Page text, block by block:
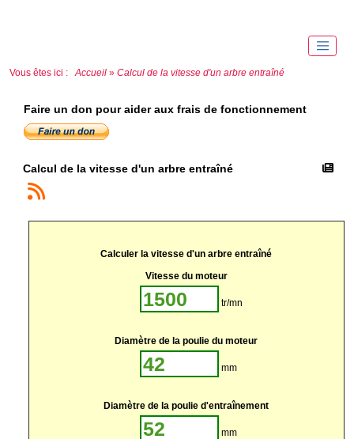
Vous êtes ici : Accueil » Calcul de la vitesse d'un arbre entraîné
Faire un don pour aider aux frais de fonctionnement
Calcul de la vitesse d'un arbre entraîné
Calculer la vitesse d'un arbre entraîné
Vitesse du moteur
tr/mn
Diamètre de la poulie du moteur
mm
Diamètre de la poulie d'entraînement
mm